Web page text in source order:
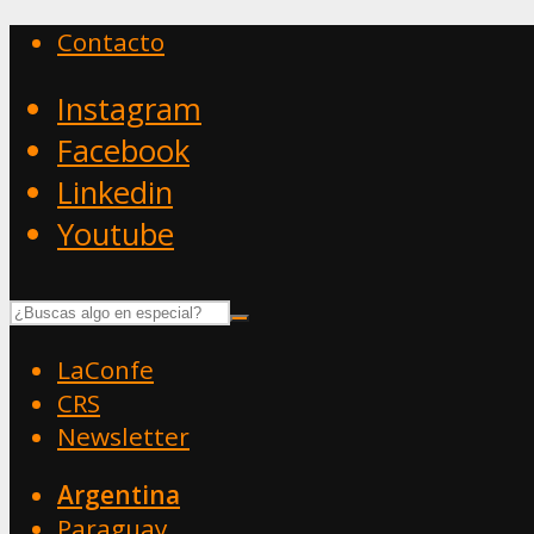
Contacto
Instagram
Facebook
Linkedin
Youtube
LaConfe
CRS
Newsletter
Argentina